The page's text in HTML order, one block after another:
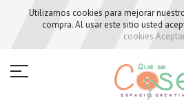
Utilizamos cookies para mejorar
compra. Al usar este sitio usted
cookies
to
Content